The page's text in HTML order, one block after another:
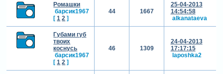
Ромашки
барсик1967
[ 1 2 ]
44 1667
25-04-2013
14:54:58
alkanataeva
Губами губ
твоих
коснусь
барсик1967
[ 1 2 ]
46 1309
24-04-2013
17:17:15
laposhka2